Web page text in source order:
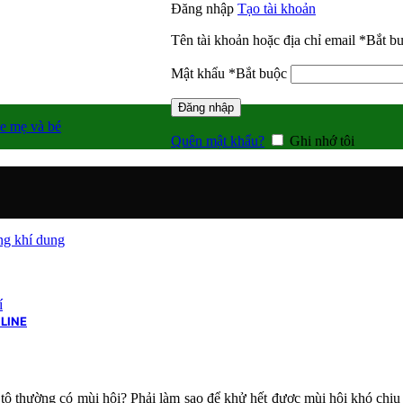
Đăng nhập Tạo tài khoản
Tên tài khoản hoặc địa chỉ email *Bắt
Mật khẩu *Bắt buộc
Đăng nhập
Quên mật khẩu? Ghi nhớ tôi
mẹ và bé
khí dung
thường có mùi hôi? Phải làm sao để khử hết được mùi hôi khó